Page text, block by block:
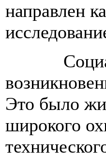
направлен
Это было
широкого